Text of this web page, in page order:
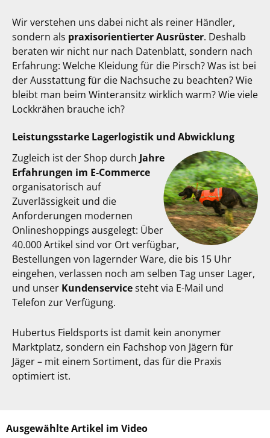
Wir verstehen uns dabei nicht als reiner Händler,
sondern als praxisorientierter Ausrüster. Deshalb
beraten wir nicht nur nach Datenblatt, sondern nach
Erfahrung: Welche Kleidung für die Pirsch? Was ist bei
der Ausstattung für die Nachsuche zu beachten? Wie
bleibt man beim Winteransitz wirklich warm? Wie viele
Lockkrähen brauche ich?
Leistungsstarke Lagerlogistik und Abwicklung
Zugleich ist der Shop durch Jahre
Erfahrungen im E-Commerce
organisatorisch auf
Zuverlässigkeit und die
Anforderungen modernen
Onlineshoppings ausgelegt: Über
40.000 Artikel sind vor Ort verfügbar,
Bestellungen von lagernder Ware, die bis 15 Uhr
eingehen, verlassen noch am selben Tag unser Lager,
und unser Kundenservicesteht via E-Mail und
Telefon zur Verfügung.
Hubertus Fieldsports ist damit kein anonymer
Marktplatz, sondern ein Fachshop von Jägern für
Jäger – mit einem Sortiment, das für die Praxis
optimiert ist.
Ausgewählte Artikel im Video